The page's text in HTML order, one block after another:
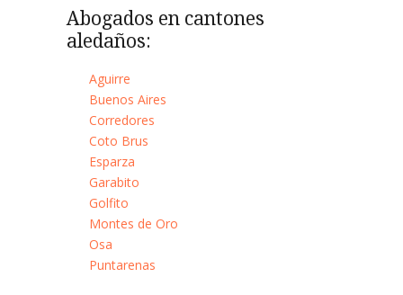
Abogados en cantones
aledaños:
Aguirre
Buenos Aires
Corredores
Coto Brus
Esparza
Garabito
Golfito
Montes de Oro
Osa
Puntarenas